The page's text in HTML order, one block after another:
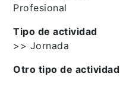
Profesional
Tipo de actividad
>> Jornada
Otro tipo de actividad